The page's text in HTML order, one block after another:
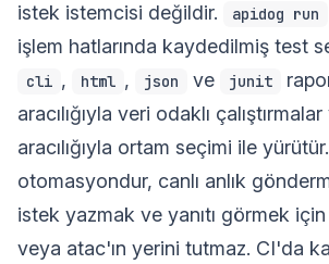
istek istemcisi değildir.
apidog run
işlem hatlarında kaydedilmiş test
cli , html , json ve junit
aracılığıyla veri odaklı
aracılığıyla ortam seçimi ile
otomasyondur, canlı anlık
istek yazmak ve yanıtı görmek
veya atac'ın yerini tutmaz. CI'da